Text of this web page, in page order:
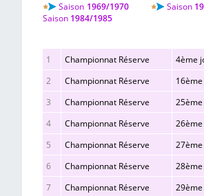
Saison 1969/1970 Saison
Saison 1984/1985
1 Championnat Réserve 4ème
2
Championnat Réserve
3
Championnat Réserve
4
Championnat Réserve
5
Championnat Réserve
6
Championnat Réserve
7
Championnat Réserve